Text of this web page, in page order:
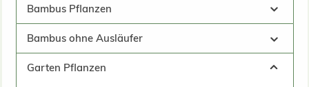
Bambus Pflanzen
Bambus ohne Ausläufer
Garten Pflanzen